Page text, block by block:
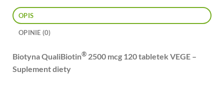
OPIS
OPINIE (0)
Biotyna QualiBiotin® 2500 mcg 120 tabletek VEGE –
Suplement diety